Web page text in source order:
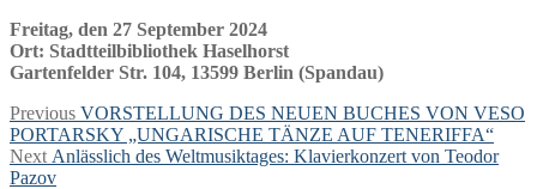
Freitag, den 27 September 2024
Ort: Stadtteilbibliothek Haselhorst
Gartenfelder Str. 104, 13599 Berlin (Spandau)
Beitragsnavigation
Previous Previous
post:
VORSTELLUNG DES NEUEN BUCHES VON VESO
PORTARSKY „UNGARISCHE TÄNZE AUF TENERIFFA“
Next Next
post:
Anlässlich des Weltmusiktages: Klavierkonzert von Teodor
Pazov